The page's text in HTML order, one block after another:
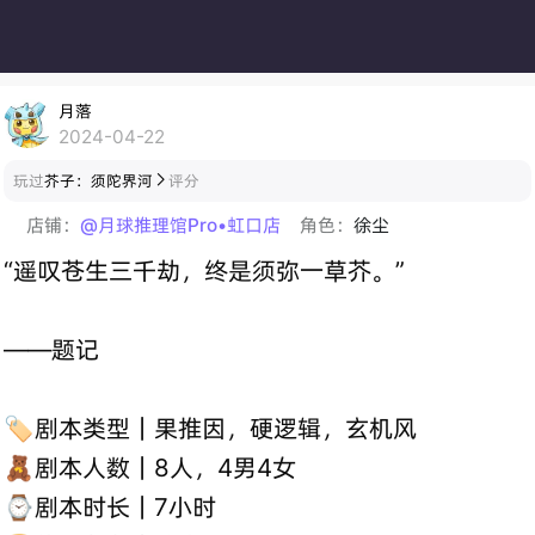
月落
2024-04-22
玩过芥子：须陀界河 评分
店铺： @月球推理馆Pro•虹口店 角色： 徐尘
“遥叹苍生三千劫，终是须弥一草芥。”
——题记
🏷️剧本类型｜果推因，硬逻辑，玄机风
🧸剧本人数｜8人，4男4女
⌚剧本时长｜7小时